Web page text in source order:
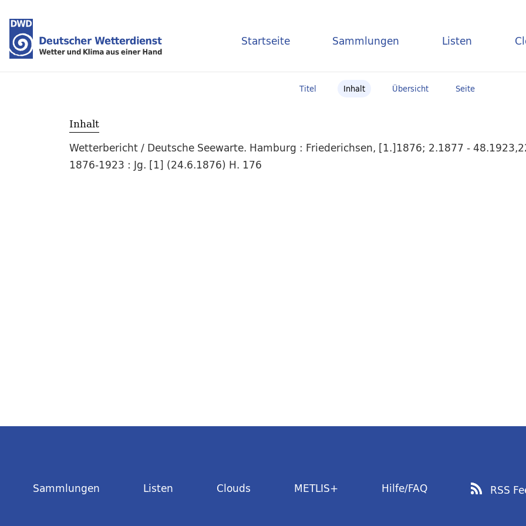
Startseite Sammlungen Listen
Titel Inhalt Übersicht Seite
Inhalt
Wetterbericht / Deutsche Seewarte. Hamburg : Friederichsen, [1.]1876; 2.1877 -
1876-1923 : Jg. [1] (24.6.1876) H. 176
Sammlungen Listen Clouds METLIS+ Hilfe/FAQ RSS